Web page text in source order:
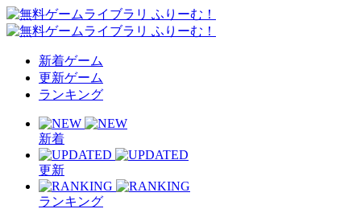
新着ゲーム
更新ゲーム
ランキング
新着
更新
ランキング